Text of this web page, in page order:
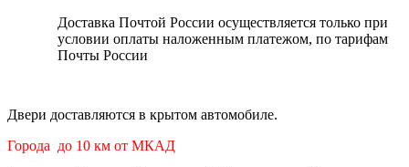
Доставка Почтой России осуществляется только при
условии оплаты наложенным платежом, по тарифам
Почты России
Двери доставляются в крытом автомобиле.
Города до 10 км от МКАД